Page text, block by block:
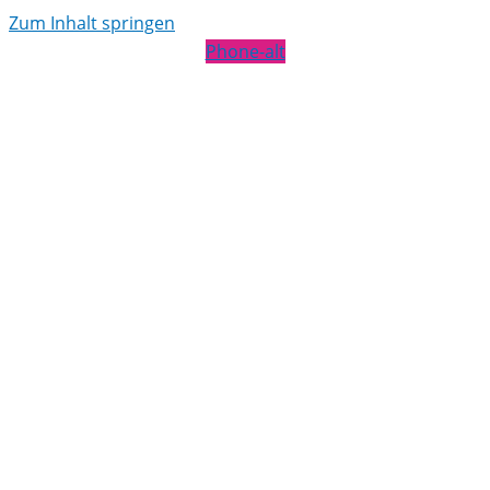
Zum Inhalt springen
Phone-alt